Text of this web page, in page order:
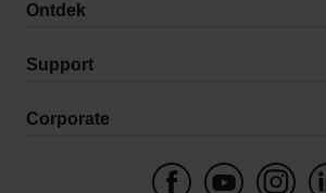
Ontdek
Support
Corporate